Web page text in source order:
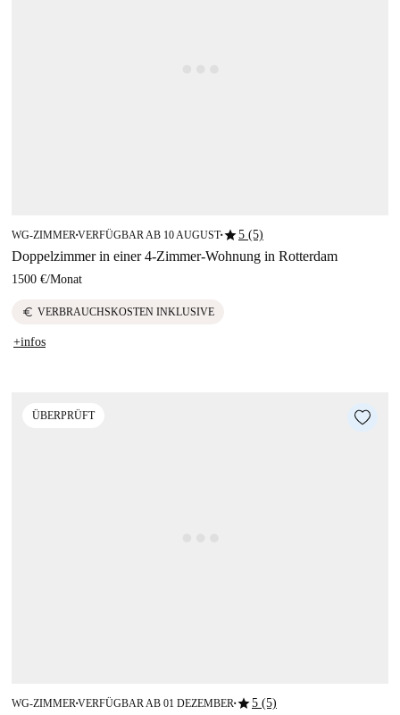
WG-ZIMMER ■VERFÜGBAR AB 10 AUGUST■star5 (5)
Doppelzimmer in einer 4-Zimmer-Wohnung in Rotterdam
1500 €/Monat
euro VERBRAUCHSKOSTEN INKLUSIVE
+infos
ÜBERPRÜFT
WG-ZIMMER ■VERFÜGBAR AB 01 DEZEMBER ■star5 (5)